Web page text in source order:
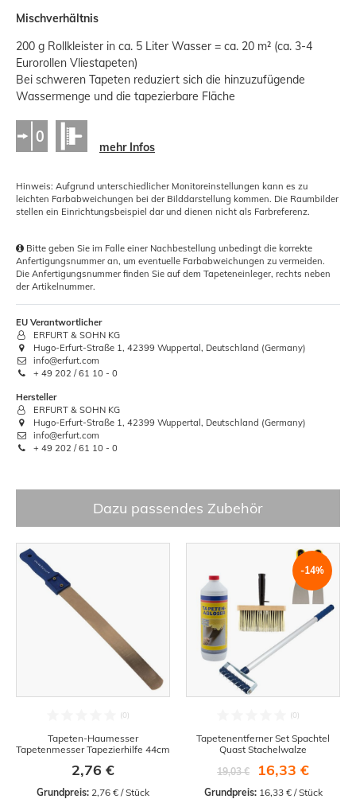
Mischverhältnis
200 g Rollkleister in ca. 5 Liter Wasser = ca. 20 m² (ca. 3-4
Eurorollen Vliestapeten)
Bei schweren Tapeten reduziert sich die hinzuzufügende
Wassermenge und die tapezierbare Fläche
mehr Infos
Hinweis: Aufgrund unterschiedlicher Monitoreinstellungen kann es zu
leichten Farbabweichungen bei der Bilddarstellung kommen. Die Raumbilder
stellen ein Einrichtungsbeispiel dar und dienen nicht als Farbreferenz.
Bitte geben Sie im Falle einer Nachbestellung unbedingt die korrekte
Anfertigungsnummer an, um eventuelle Farbabweichungen zu vermeiden.
Die Anfertigungsnummer finden Sie auf dem Tapeteneinleger, rechts neben
der Artikelnummer.
EU Verantwortlicher
ERFURT & SOHN KG
Hugo-Erfurt-Straße 1, 42399 Wuppertal, Deutschland (Germany)
info@erfurt.com
+ 49 202 / 61 10 - 0
Hersteller
ERFURT & SOHN KG
Hugo-Erfurt-Straße 1, 42399 Wuppertal, Deutschland (Germany)
info@erfurt.com
+ 49 202 / 61 10 - 0
Dazu passendes Zubehör
Tapeten-Haumesser
Tapetenmesser Tapezierhilfe 44cm
2,76 €
Grundpreis: 2,76 € / Stück
-14%
Tapetenentferner Set Spachtel
Quast Stachelwalze
19,03 €
16,33 €
Grundpreis: 16,33 € / Stück